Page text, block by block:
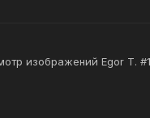
изображений Egor T.